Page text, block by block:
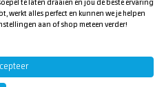
te laten draaien en jou de beste ervaring
werkt alles perfect en kunnen we je helpen
aan of shop meteen verder!